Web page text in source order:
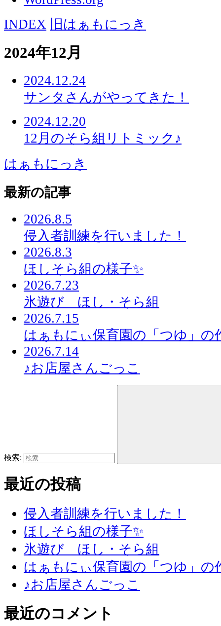
INDEX
旧はぁもにっき
2024年12月
2024.12.24
サンタさんがやってきた！
2024.12.20
12月のそら組リトミック♪
はぁもにっき
最新の記事
2026.8.5
侵入者訓練を行いました！
2026.8.3
ほしそら組の様子✨
2026.7.23
氷遊び ほし・そら組
2026.7.15
はぁもにぃ保育園の「つゆ」の
2026.7.14
♪お店屋さんごっこ
検索:
最近の投稿
侵入者訓練を行いました！
ほしそら組の様子✨
氷遊び ほし・そら組
はぁもにぃ保育園の「つゆ」の
♪お店屋さんごっこ
最近のコメント